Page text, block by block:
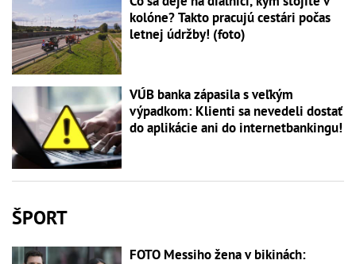
kolóne? Takto pracujú cestári počas
letnej údržby! (foto)
VÚB banka zápasila s veľkým
výpadkom: Klienti sa nevedeli dostať
do aplikácie ani do internetbankingu!
ŠPORT
FOTO Messiho žena v bikinách: